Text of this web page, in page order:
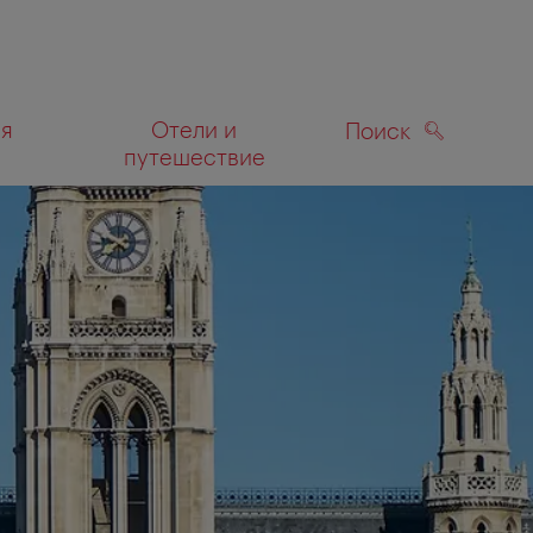
Отели и
путешествие
Поиск
ПОИСК